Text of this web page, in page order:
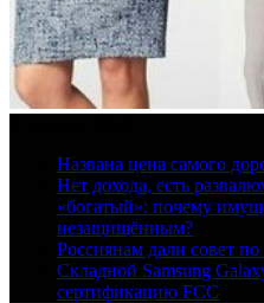
Названа цена самого
Нет дохода, есть
«богатый»: почему
незащищённым?
Россиянам дали совет
Складной Samsung
сертификацию FCC